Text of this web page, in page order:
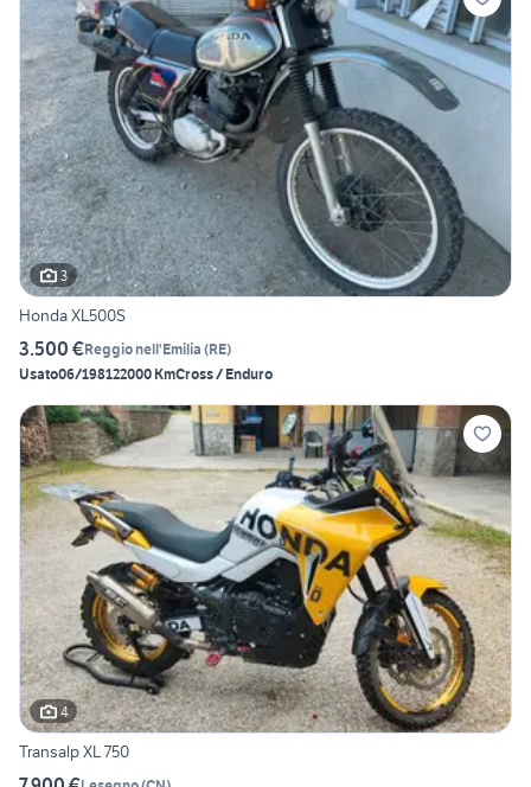
3
Honda XL500S
3.500 €Reggio nell'Emilia (RE)
Usato06/198122000 KmCross / Enduro
4
Transalp XL 750